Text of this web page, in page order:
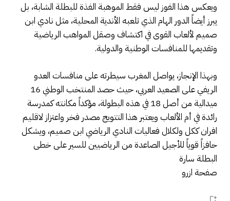
ويعكس هذا الفوز ليس فقط الموهبة الفذة للبطلة الشابة، بل
يبرز أيضاً الدور الهام الذي تلعبه الأندية المحلية، مثل نادي ابن
صميم لألعاب القوى في اكتشاف وصقل المواهب الرياضية
وتقديمها للمنافسات الوطنية والدولية.
وبهذا الإنجاز، يواصل المغرب سيطرته على منافسات العدو
الريفي على الصعيد العربي، حيث حصد المنتخب الوطني 16
ميدالية من أصل 18 في هذه البطولة، مؤكداً مكانته كمدرسة
رائدة في أم الألعاب ويعتبر هذا التتويج مصدر فخر واعتزاز لاقليم
افران ككل ولكلال فعاليات النادي الرياضي ابن صميم، ويشكل
حافزاً قوياً للأجيل الصاعدة من الرياضيين للسير على خطى
البطلة سارة
صفحة ازرو